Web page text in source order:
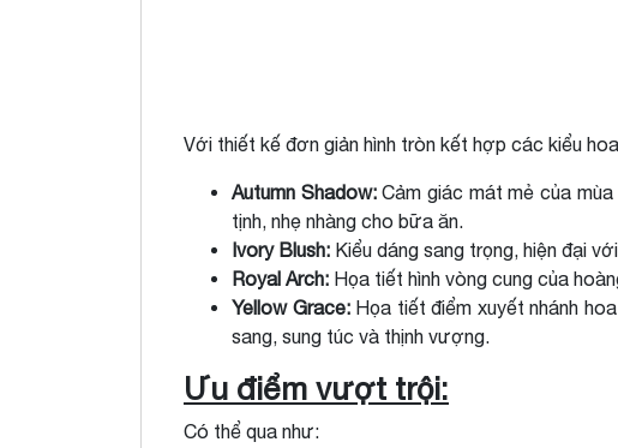
Với thiết kế đơn giản hình tròn kết hợp các kiểu
Autumn Shadow:Cảm giác mát mẻ của mùa
tịnh, nhẹ nhàng cho bữa ăn.
Ivory Blush: Kiểu dáng sang trọng, hiện đại
Royal Arch: Họa tiết hình vòng cung của
Yellow Grace:Họa tiết điểm xuyết nhánh
sang, sung túc và thịnh vượng.
Ưu điểm vượt trội:
Có thể qua như: